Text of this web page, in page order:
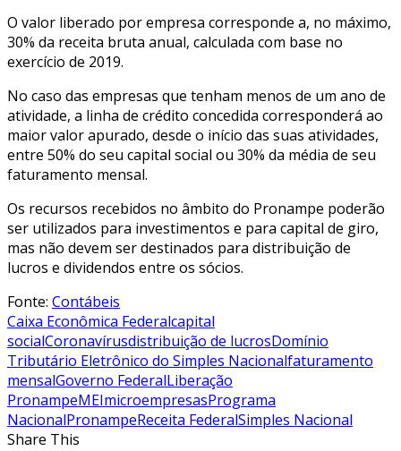
O valor liberado por empresa corresponde a, no máximo,
30% da receita bruta anual, calculada com base no
exercício de 2019.
No caso das empresas que tenham menos de um ano de
atividade, a linha de crédito concedida corresponderá ao
maior valor apurado, desde o início das suas atividades,
entre 50% do seu capital social ou 30% da média de seu
faturamento mensal.
Os recursos recebidos no âmbito do Pronampe poderão
ser utilizados para investimentos e para capital de giro,
mas não devem ser destinados para distribuição de
lucros e dividendos entre os sócios.
Fonte: Contábeis
Caixa Econômica Federalcapital
socialCoronavírusdistribuição de lucrosDomínio
Tributário Eletrônico do Simples Nacionalfaturamento
mensalGoverno FederalLiberação
PronampeMEImicroempresasPrograma
NacionalPronampeReceita FederalSimples Nacional
Share This